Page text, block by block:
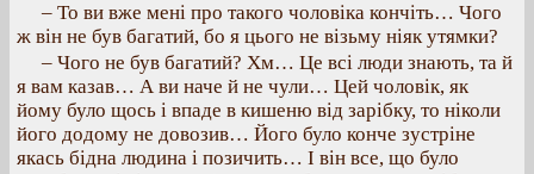
– То ви вже мені про такого чоловіка кончіть… Чого
ж він не був багатий, бо я цього не візьму ніяк утямки?
– Чого не був багатий? Хм… Це всі люди знають, та й
я вам казав… А ви наче й не чули… Цей чоловік, як
йому було щось і впаде в кишеню від зарібку, то ніколи
його додому не довозив… Його було конче зустріне
якась бідна людина і позичить… І він все, що було